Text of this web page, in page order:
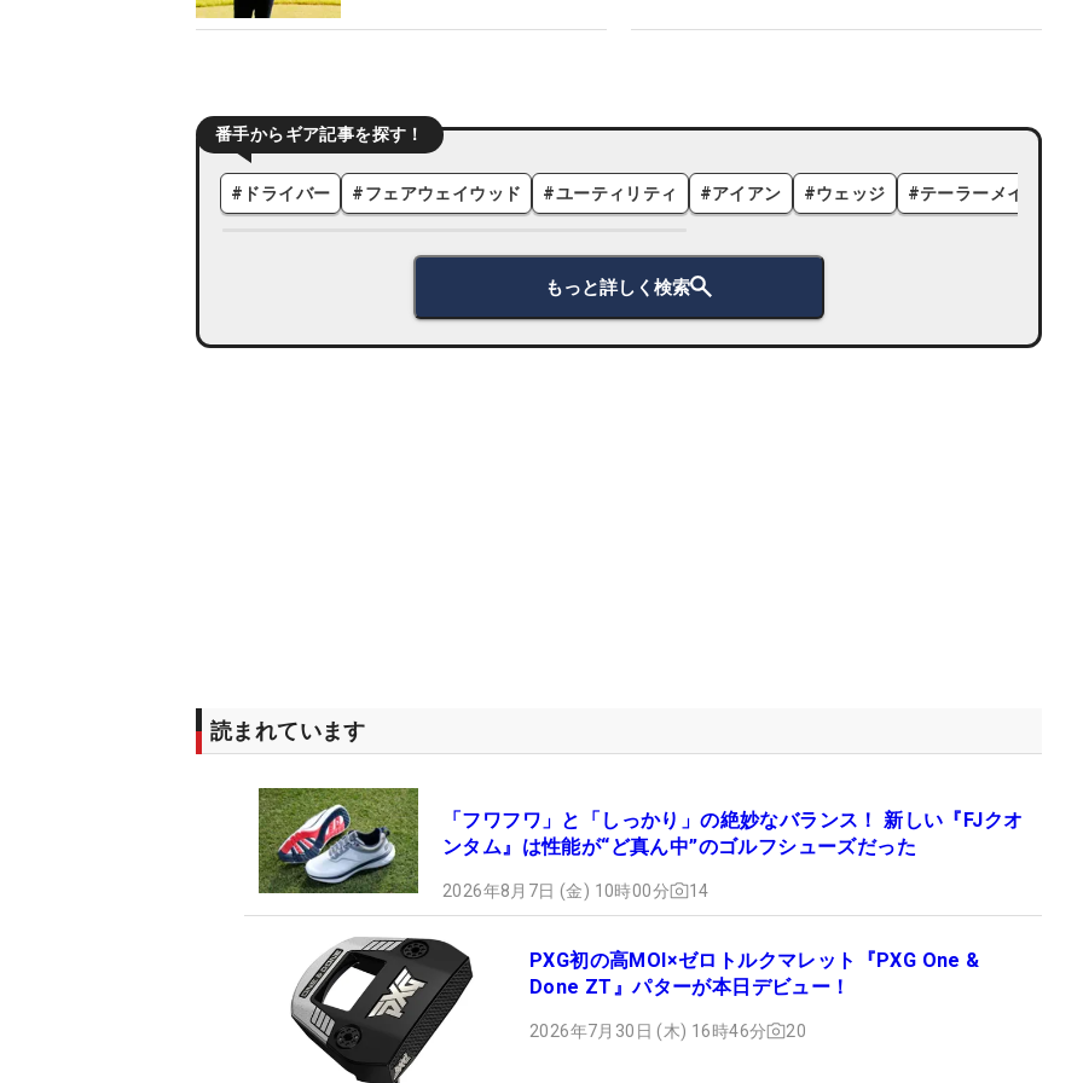
番手からギア記事を探す！
# ドライバー #フェアウェイウッド #ユーティリティ #アイアン #ウェッジ #テーラーメイド
もっと詳しく検索
読まれています
「フワフワ」と「しっかり」の絶妙なバランス！ 新しい『FJクオ
ンタム』は性能が“ど真ん中”のゴルフシューズだった
2026年8月7日 (金) 10時00分 14
PXG初の高MOI×ゼロトルクマレット『PXG One &
Done ZT』パターが本日デビュー！
2026年7月30日 (木) 16時46分 20